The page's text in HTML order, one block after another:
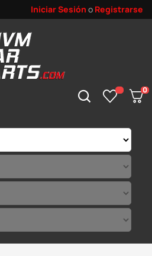
Iniciar Sesión o Registrarse
0